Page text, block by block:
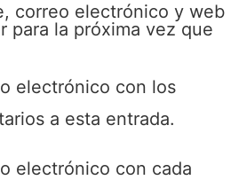
correo electrónico y web
para la próxima vez que
electrónico con los
a esta entrada.
electrónico con cada